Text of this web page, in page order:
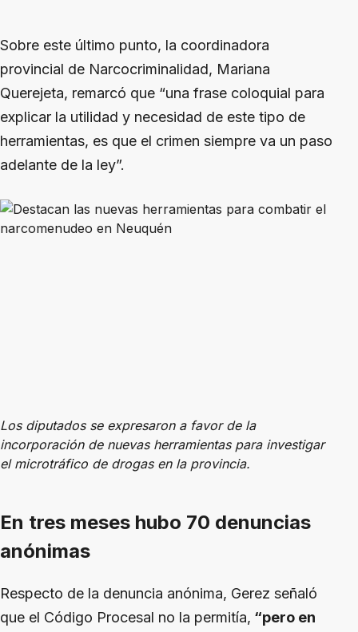
Sobre este último punto, la coordinadora
provincial de Narcocriminalidad, Mariana
Querejeta, remarcó que “una frase coloquial para
explicar la utilidad y necesidad de este tipo de
herramientas, es que el crimen siempre va un paso
adelante de la ley”.
Los diputados se expresaron a favor de la
incorporación de nuevas herramientas para investigar
el microtráfico de drogas en la provincia.
En tres meses hubo 70 denuncias
anónimas
Respecto de la denuncia anónima, Gerez señaló
que el Código Procesal no la permitía, “pero en